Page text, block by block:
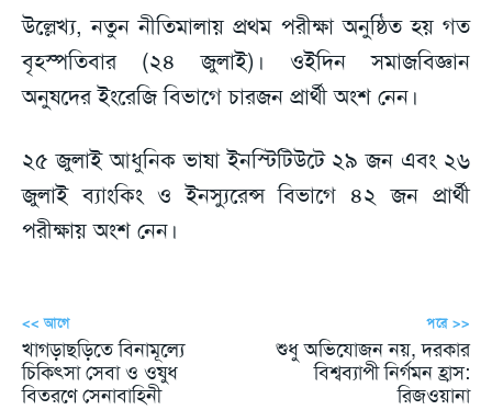
উল্লেখ্য, নতুন নীতিমালায় প্রথম পরীক্ষা অনুষ্ঠিত হয় গত
বৃহস্পতিবার (২৪ জুলাই)। ওইদিন সমাজবিজ্ঞান
অনুষদের ইংরেজি বিভাগে চারজন প্রার্থী অংশ নেন।
২৫ জুলাই আধুনিক ভাষা ইনস্টিটিউটে ২৯ জন এবং ২৬
জুলাই ব্যাংকিং ও ইনস্যুরেন্স বিভাগে ৪২ জন প্রার্থী
পরীক্ষায় অংশ নেন।
<< আগে
খাগড়াছড়িতে বিনামূল্যে
চিকিৎসা সেবা ও ওষুধ
বিতরণে সেনাবাহিনী
পরে >>
শুধু অভিযোজন নয়, দরকার
বিশ্বব্যাপী নির্গমন হ্রাস:
রিজওয়ানা